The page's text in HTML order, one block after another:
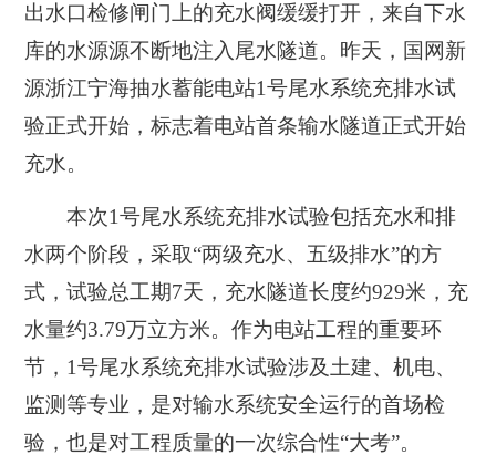
出水口检修闸门上的充水阀缓缓打开，来自下水
库的水源源不断地注入尾水隧道。昨天，国网新
源浙江宁海抽水蓄能电站1号尾水系统充排水试
验正式开始，标志着电站首条输水隧道正式开始
充水。
本次1号尾水系统充排水试验包括充水和排
水两个阶段，采取“两级充水、五级排水”的方
式，试验总工期7天，充水隧道长度约929米，充
水量约3.79万立方米。作为电站工程的重要环
节，1号尾水系统充排水试验涉及土建、机电、
监测等专业，是对输水系统安全运行的首场检
验，也是对工程质量的一次综合性“大考”。